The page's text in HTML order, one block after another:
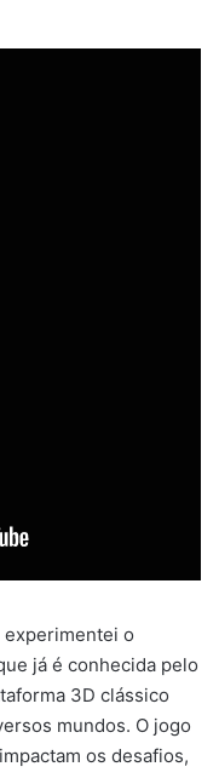
experimentei o
já é conhecida pelo
3D clássico
mundos. O jogo
os desafios,